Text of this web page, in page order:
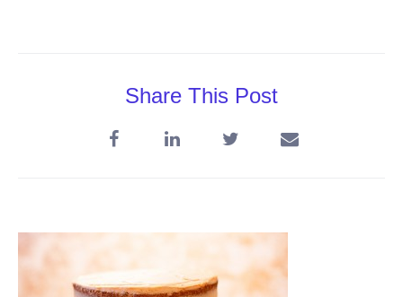
Share This Post